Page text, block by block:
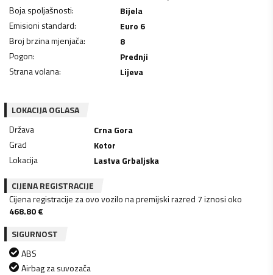
Boja spoljašnosti:
Bijela
Emisioni standard:
Euro 6
Broj brzina mjenjača:
8
Pogon:
Prednji
Strana volana: Lijeva
LOKACIJA OGLASA
Država
Crna Gora
Grad
Kotor
Lokacija
Lastva Grbaljska
CIJENA REGISTRACIJE
Cijena registracije za ovo vozilo na premijski razred 7 iznosi oko
468.80€
SIGURNOST
ABS
Airbag za suvozača